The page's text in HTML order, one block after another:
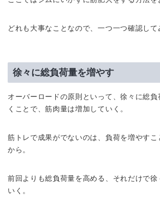
どれも大事なことなので、一つ一つ確認して
徐々に総負荷量を増やす
オーバーロードの原則といって、徐々に総
くことで、筋肉量は増加していく。
筋トレで成果がでないのは、負荷を増やすこ
から。
前回よりも総負荷量を高める、それだけで徐
いく。